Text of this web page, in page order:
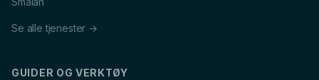
Se alle tjenester →
GUIDER OG VERKTØY